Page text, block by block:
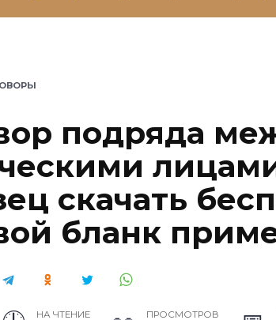
подряда
скачать
бланк
НА ЧТЕНИЕ ПРОСМОТРОВ